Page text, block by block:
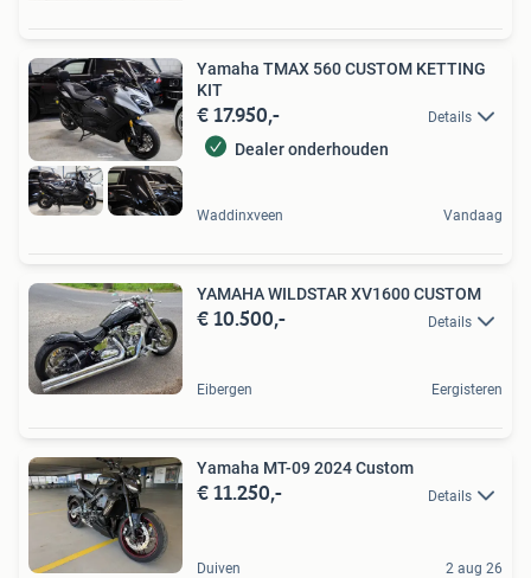
Yamaha TMAX 560 CUSTOM KETTING
KIT
€ 17.950,- Details
Dealer onderhouden
Waddinxveen Vandaag
YAMAHA WILDSTAR XV1600 CUSTOM
€ 10.500,- Details
Eibergen Eergisteren
Yamaha MT-09 2024 Custom
€ 11.250,- Details
Duiven 2 aug 26